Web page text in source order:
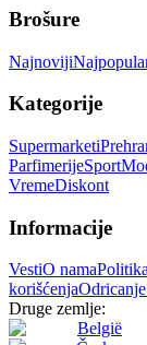
Brošure
Najnoviji
Kategorije
Supermarketi
ParfimerijeSport
VremeDiskont
Informacije
VestiO nama
korišćenja
Druge zemlje:
België